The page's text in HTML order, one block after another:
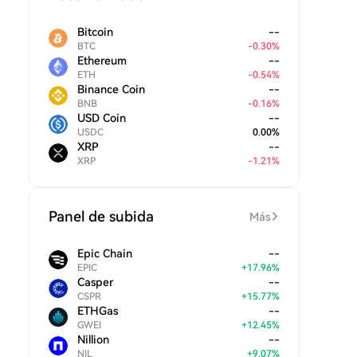
Bitcoin
BTC
--
-0.30%
Ethereum
ETH
--
-0.54%
Binance Coin
BNB
--
-0.16%
USD Coin
USDC
--
0.00%
XRP
XRP
--
-1.21%
Panel de subida Más
Epic Chain
EPIC
--
+17.96%
Casper
CSPR
--
+15.77%
ETHGas
GWEI
--
+12.45%
Nillion
NIL
--
+9.07%